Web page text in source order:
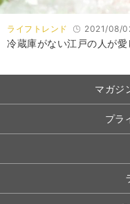
ライフトレンド 2021/08/
冷蔵庫がない江戸の人が
マガジ
プラ